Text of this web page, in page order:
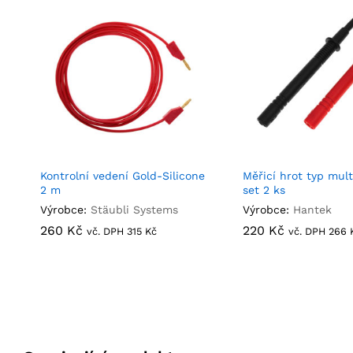
Kontrolní vedení Gold-Silicone
2 m
Výrobce: Stäubli Systems
260 Kč vč. DPH 315 Kč
260 Kč 315 Kč
Měřicí hrot typ
set 2 ks
Výrobce: Hantek
220 Kč vč. DPH 266
220 Kč 266